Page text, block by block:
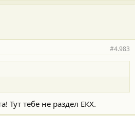
#4.983
Тут тебе не раздел ЕКХ.